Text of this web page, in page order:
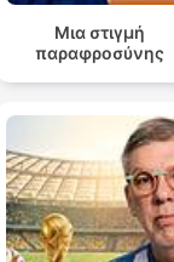
Μια στιγμή
παραφροσύνης